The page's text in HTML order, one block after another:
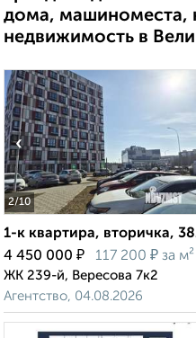
дома, машиноместа,
недвижимость в
2/10
‹
1-к квартира, вторичка,
4 450 000 ₽ 117 200 ₽ за м²
ЖК 239-й, Вересова 7к2
Агентство, 04.08.2026